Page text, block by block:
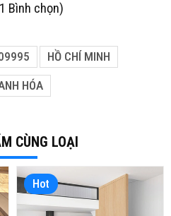
1 Bình chọn)
HỒ CHÍ MINH
HÓA
CÙNG LOẠI
Hot